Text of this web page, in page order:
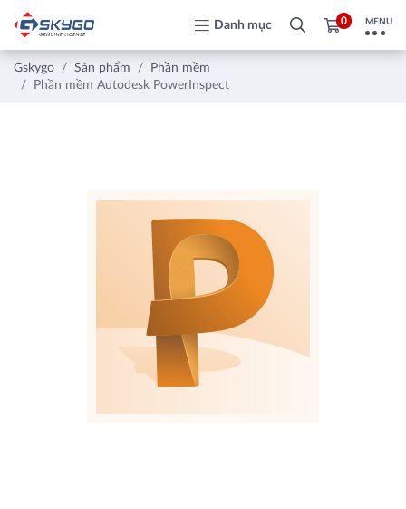
Danh mục 0 MENU
Gskygo Sản phẩm
Phần mềm
Phần mềm Autodesk PowerInspect